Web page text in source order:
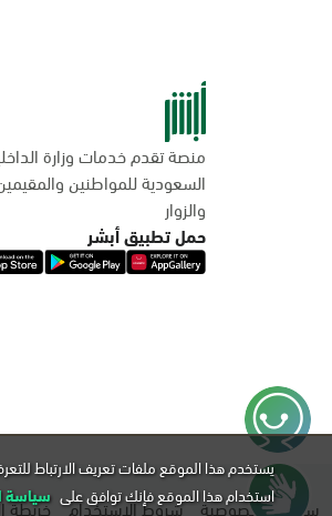
منصة تقدم خدمات وزارة
السعودية للمواطنين
والزوار
حمل تطبيق أبشر
سياسة الخصوصية شروط الاستخدام خريطة
يستخدم هذا الموقع ملفات تعريف الارتباط
استخدام هذا الموقع فإنك توافق على سياسة